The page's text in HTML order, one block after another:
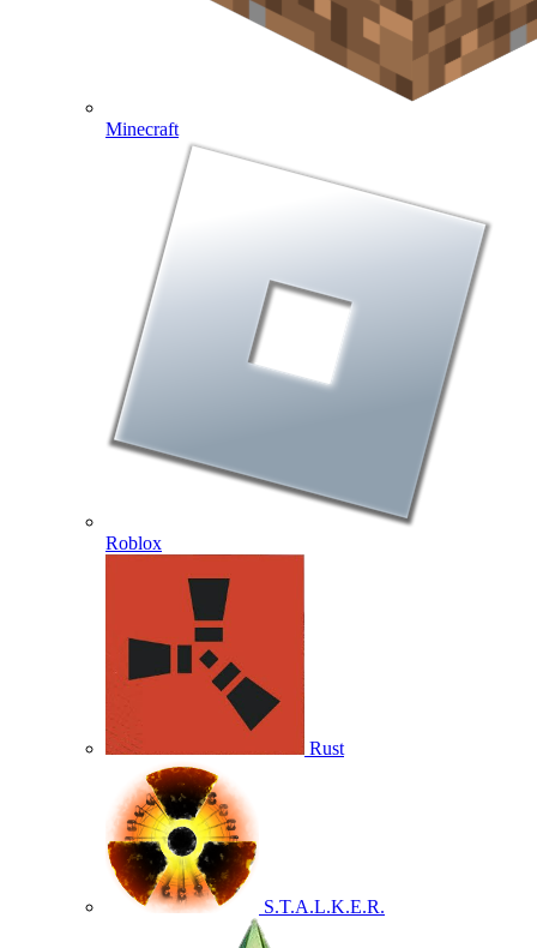
Minecraft
Roblox
Rust
S.T.A.L.K.E.R.